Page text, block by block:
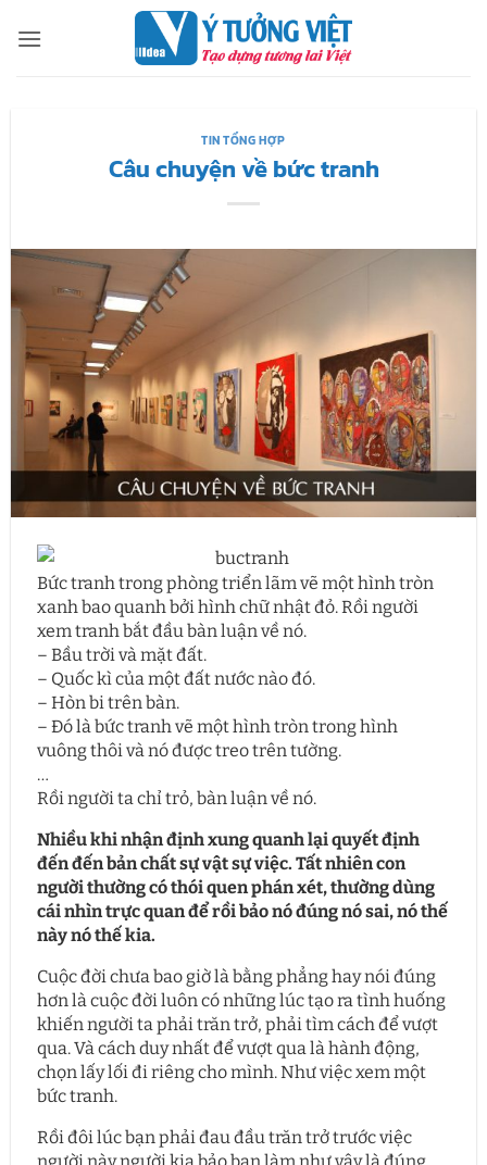
qua
TIN TỔNG HỢP
Câu chuyện về bức tranh
Bức tranh trong phòng triển lãm vẽ một hình tròn
xanh bao quanh bởi hình chữ nhật đỏ. Rồi người
xem tranh bắt đầu bàn luận về nó.
– Bầu trời và mặt đất.
– Quốc kì của một đất nước nào đó.
– Hòn bi trên bàn.
– Đó là bức tranh vẽ một hình tròn trong hình
vuông thôi và nó được treo trên tường.
…
Rồi người ta chỉ trỏ, bàn luận về nó.
Nhiều khi nhận định xung quanh lại quyết định
đến đến bản chất sự vật sự việc. Tất nhiên con
người thường có thói quen phán xét, thường dùng
cái nhìn trực quan để rồi bảo nó đúng nó sai, nó thế
này nó thế kia.
Cuộc đời chưa bao giờ là bằng phẳng hay nói đúng
hơn là cuộc đời luôn có những lúc tạo ra tình huống
khiến người ta phải trăn trở, phải tìm cách để vượt
qua. Và cách duy nhất để vượt qua là hành động,
chọn lấy lối đi riêng cho mình. Như việc xem một
bức tranh.
Rồi đôi lúc bạn phải đau đầu trăn trở trước việc